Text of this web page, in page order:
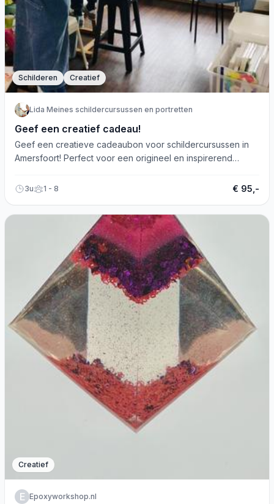
Schilderen Creatief
Lida Meines schildercursussen en portretten
Geef een creatief cadeau!
Geef een creatieve cadeaubon voor schildercursussen in
Amersfoort! Perfect voor een origineel en inspirerend
3u 1 - 8 € 95,-
Creatief
E Epoxyworkshop.nl